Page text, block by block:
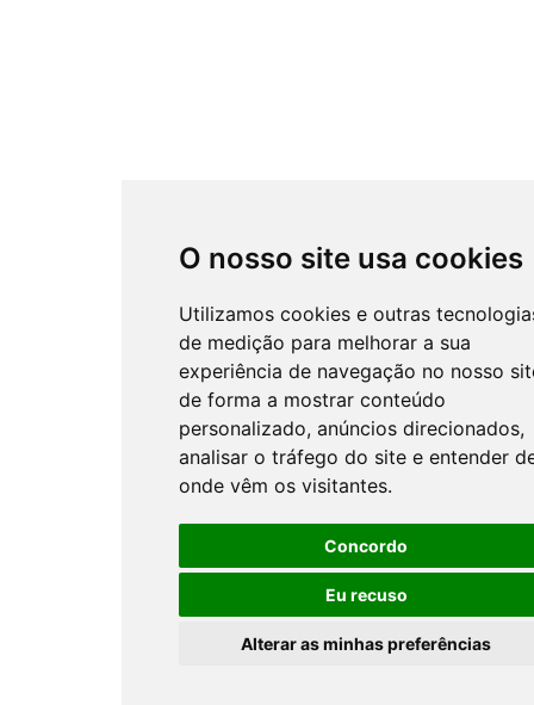
O nosso site usa cookies
Utilizamos cookies e outras
de medição para melhorar a sua
experiência de navegação no nosso
de forma a mostrar conteúdo
personalizado, anúncios direcionados,
analisar o tráfego do site e entender
onde vêm os visitantes.
Concordo
Eu recuso
Alterar as minhas preferências